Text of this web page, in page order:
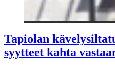
Tapiolan
syytteet kahta